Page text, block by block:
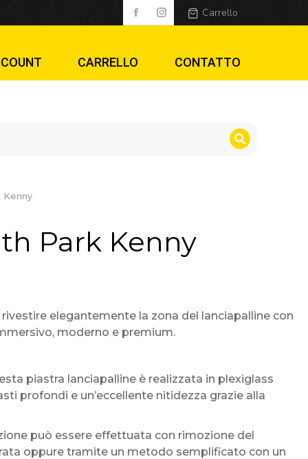
Carrello
CARRELLO CONTATTO
Kenny
Park Kenny
elegantemente la zona del lanciapalline con
moderno e premium.
piastra lanciapalline è realizzata in plexiglass
profondi e un’eccellente nitidezza grazie alla
può essere effettuata con rimozione del
oppure tramite un metodo semplificato con un